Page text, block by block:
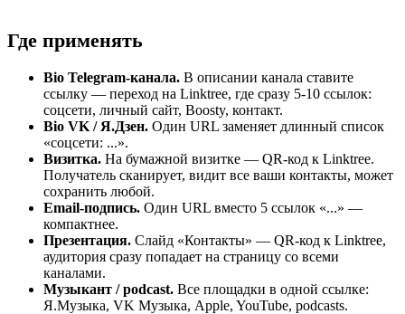
Где применять
Bio Telegram-канала. В описании канала ставите
ссылку — переход на Linktree, где сразу 5-10 ссылок:
соцсети, личный сайт, Boosty, контакт.
Bio VK / Я.Дзен. Один URL заменяет длинный список
«соцсети: ...».
Визитка. На бумажной визитке — QR-код к Linktree.
Получатель сканирует, видит все ваши контакты, может
сохранить любой.
Email-подпись. Один URL вместо 5 ссылок «...» —
компактнее.
Презентация. Слайд «Контакты» — QR-код к Linktree,
аудитория сразу попадает на страницу со всеми
каналами.
Музыкант / podcast. Все площадки в одной ссылке:
Я.Музыка, VK Музыка, Apple, YouTube, podcasts.